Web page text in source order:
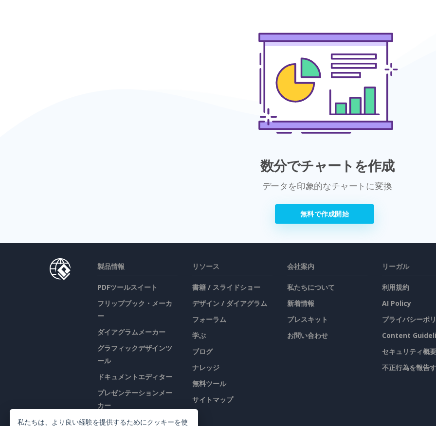
数分でチャートを作成
データを印象的なチャートに変換
無料で作成開始
製品情報
PDFツールスイート
フリップブック・メーカ
ー
ダイアグラムメーカー
グラフィックデザインツ
ール
ドキュメントエディター
プレゼンテーションメー
カー
表計算エディター
リソース
書籍 / スライドショー
デザイン / ダイアグラム
フォーラム
学ぶ
ブログ
ナレッジ
無料ツール
サイトマップ
会社案内
私たちについて
新着情報
プレスキット
お問い合わせ
リーガル
利用規約
AI Policy
プライバシーポ
Content
セキュリティ概要
不正行為を報告
私たちは、より良い経験を提供するためにクッキーを使